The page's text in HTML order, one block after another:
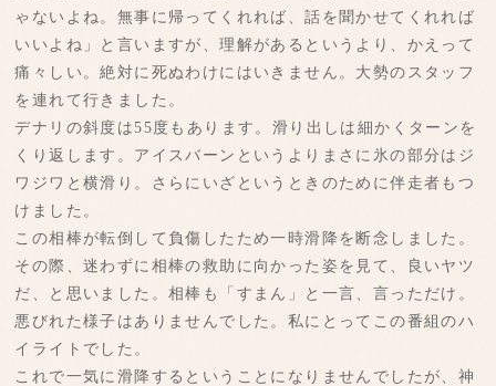
ゃないよね。無事に帰ってくれれば、話を聞かせてくれれば
いいよね」と言いますが、理解があるというより、かえって
痛々しい。絶対に死ぬわけにはいきません。大勢のスタッフ
を連れて行きました。
デナリの斜度は55度もあります。滑り出しは細かくターンを
くり返します。アイスバーンというよりまさに氷の部分はジ
ワジワと横滑り。さらにいざというときのために伴走者もつ
けました。
この相棒が転倒して負傷したため一時滑降を断念しました。
その際、迷わずに相棒の救助に向かった姿を見て、良いヤツ
だ、と思いました。相棒も「すまん」と一言、言っただけ。
悪びれた様子はありませんでした。私にとってこの番組のハ
イライトでした。
これで一気に滑降するということになりませんでしたが、神